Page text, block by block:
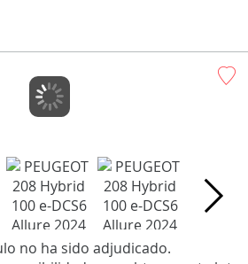
no ha sido adjudicado.